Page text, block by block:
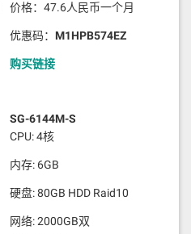
价格：47.6人民币一个月
优惠码： M1HPB574EZ
购买链接
SG-6144M-S
CPU: 4核
内存: 6GB
硬盘: 80GB HDD Raid10
网络: 2000GB双